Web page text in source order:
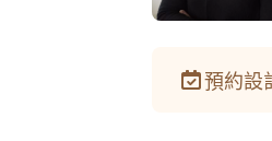
預約設